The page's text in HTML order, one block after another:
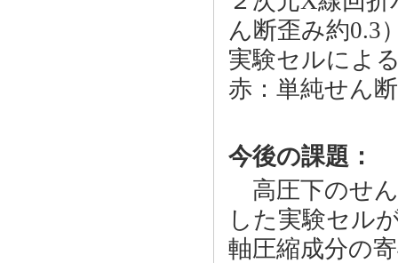
ん断歪み約0.3
実験セルによ
赤：単純せん
今後の課題：
高圧下のせん
した実験セル
軸圧縮成分の